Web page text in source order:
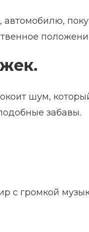
автомобилю,
шум,
забавы.
с громкой